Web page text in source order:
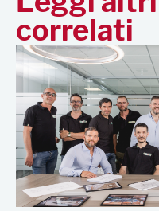
correlati